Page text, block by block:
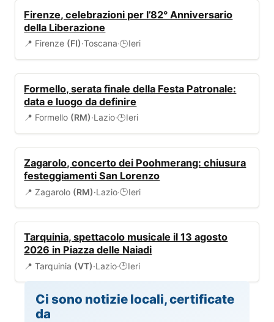
Firenze, celebrazioni per l’82° Anniversario
della Liberazione
📍 Firenze (FI)·Toscana·🕒Ieri
Formello, serata finale della Festa Patronale:
data e luogo da definire
📍 Formello (RM)·Lazio·🕒Ieri
Zagarolo, concerto dei Poohmerang: chiusura
festeggiamenti San Lorenzo
📍 Zagarolo (RM)·Lazio·🕒Ieri
Tarquinia, spettacolo musicale il 13 agosto
2026 in Piazza delle Naiadi
📍 Tarquinia (VT)·Lazio·🕒Ieri
Ci sono notizie locali, certificate
da